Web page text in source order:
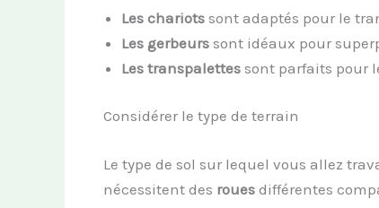
Les chariots sont adaptés pour le
Les gerbeurs sont idéaux pour
Les transpalettes sont parfaits pour
Considérer le type de terrain
Le type de sol sur lequel vous allez
nécessitent des rouesdifférentes